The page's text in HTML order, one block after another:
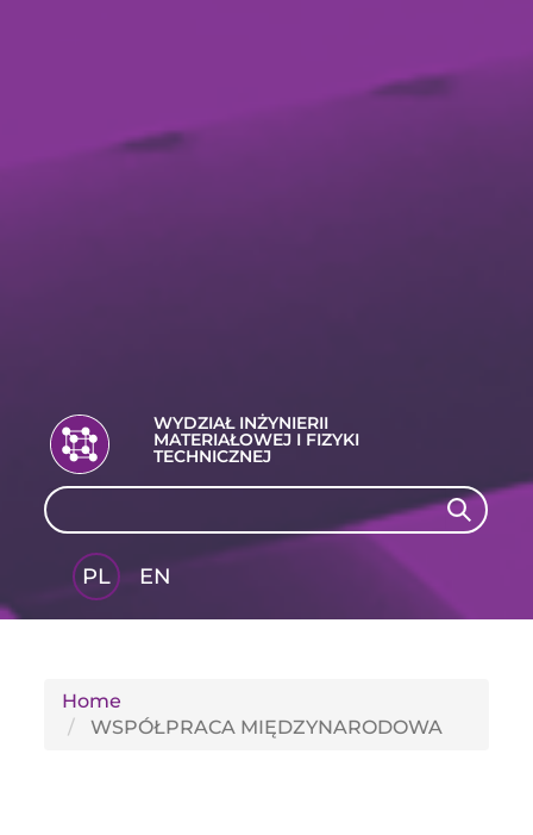
WYDZIAŁ INŻYNIERII
MATERIAŁOWEJ I FIZYKI
TECHNICZNEJ
Search Search
PL
EN
Home
WSPÓŁPRACA MIĘDZYNARODOWA